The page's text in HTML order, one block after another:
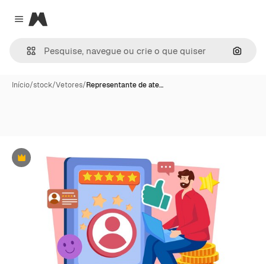
Close menu
Magnific
Início/stock/Vetores/Representante de ate…
Premium